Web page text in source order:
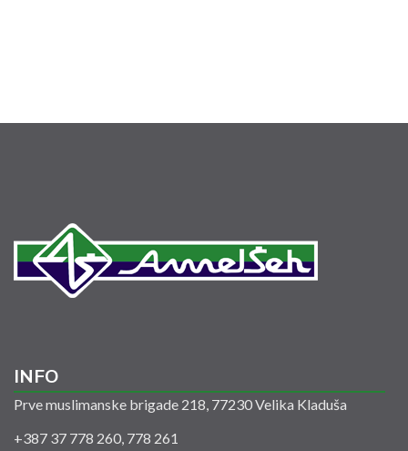
INFO
Prve muslimanske brigade 218, 77230 Velika Kladuša
+387 37 778 260, 778 261